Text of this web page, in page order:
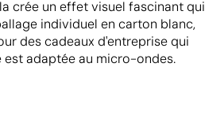
crée un effet visuel fascinant qui
individuel en carton blanc,
des cadeaux d'entreprise qui
est adaptée au micro-ondes.